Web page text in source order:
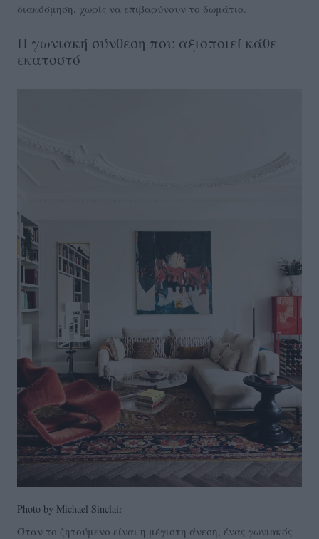
διακόσμηση, χωρίς να επιβαρύνουν το δωμάτιο.
Η γωνιακή σύνθεση που αξιοποιεί κάθε
εκατοστό
Photo by Michael Sinclair
Όταν το ζητούμενο είναι η μέγιστη άνεση, ένας γωνιακός